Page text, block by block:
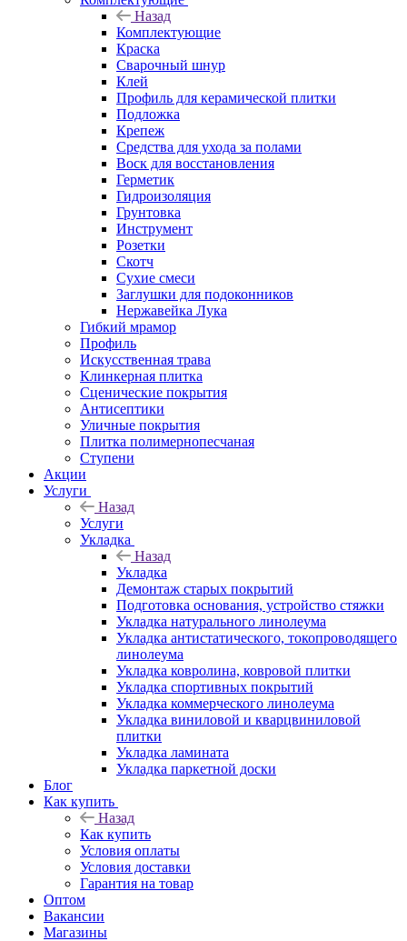
Назад
Комплектующие
Краска
Сварочный шнур
Клей
Профиль для керамической плитки
Подложка
Крепеж
Средства для ухода за полами
Воск для восстановления
Герметик
Гидроизоляция
Грунтовка
Инструмент
Розетки
Скотч
Сухие смеси
Заглушки для подоконников
Нержавейка Лука
Гибкий мрамор
Профиль
Искусственная трава
Клинкерная плитка
Сценические покрытия
Антисептики
Уличные покрытия
Плитка полимернопесчаная
Ступени
Акции
Услуги
Назад
Услуги
Укладка
Назад
Укладка
Демонтаж старых покрытий
Подготовка основания, устройство стяжки
Укладка натурального линолеума
Укладка антистатического, токопроводящего
линолеума
Укладка ковролина, ковровой плитки
Укладка спортивных покрытий
Укладка коммерческого линолеума
Укладка виниловой и кварцвиниловой
плитки
Укладка ламината
Укладка паркетной доски
Блог
Как купить
Назад
Как купить
Условия оплаты
Условия доставки
Гарантия на товар
Оптом
Вакансии
Магазины